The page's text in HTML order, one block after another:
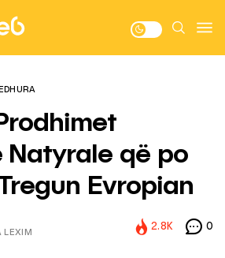
Natyrale që po
Evropian
LEXIM
2.8K 0